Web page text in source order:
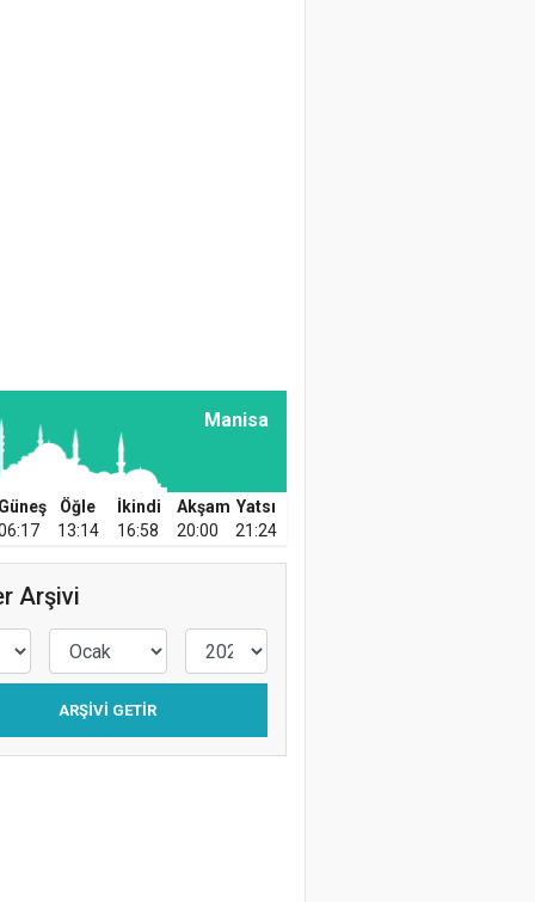
Manisa
Güneş Öğle İkindi Akşam Yatsı
13:14 16:58 20:00 21:24
Arşivi
ARŞIVI GETIR